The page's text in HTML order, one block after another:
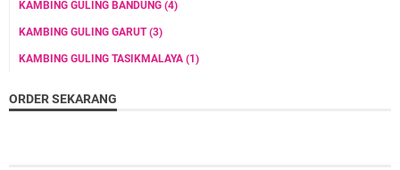
KAMBING GULING BANDUNG (4)
KAMBING GULING GARUT(3)
KAMBING GULING TASIKMALAYA (1)
ORDER SEKARANG